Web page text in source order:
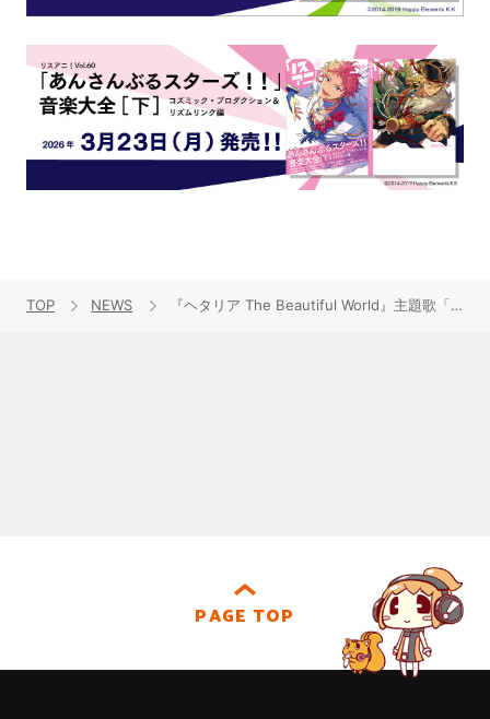
TOP NEWS 『ヘタリア The Beautiful World』主題歌「まわる地球ロンド」のベスト版CD、9月24日に発売！
PAGE TOP